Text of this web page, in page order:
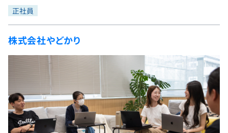
インターン
新卒エージェント
イベント・セミナー
インタビュー
就活成功ガイド
問題集
4択課題
ナレッジ
プラン
プログラミング言語
評価結果一覧
再チャレンジ結果一覧
ゲーム・マンガ
Tech Team Journal
paiza times
note
paizaとは？
正社員
株式会社やどかり